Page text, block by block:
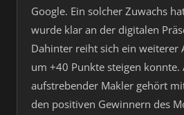
Google. Ein solcher Zuwachs
wurde klar an der digitalen
Dahinter reiht sich ein weiterer
um +40 Punkte steigen konnte.
aufstrebender Makler gehört
den positiven Gewinnern des